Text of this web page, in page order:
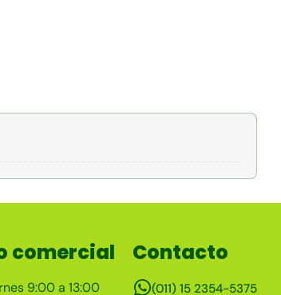
comercial
9:00 a 13:00
Contacto
(011) 15 2354-5375